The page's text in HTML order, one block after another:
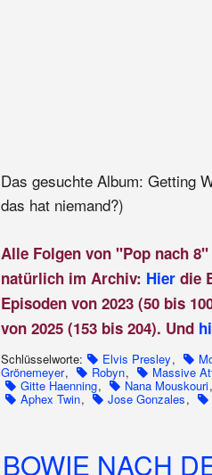
Das gesuchte Album: Getting
das hat niemand?)
Alle Folgen von "Pop nach
natürlich im Archiv: Hier die
Episoden von 2023 (50 bis
von 2025 (153 bis 204). Und
Schlüsselworte: Elvis Presley,
Grönemeyer, Robyn, Massive
Gitte Haenning, Nana Mouskouri,
Aphex Twin, Jose Gonzales,
BOWIE NACH